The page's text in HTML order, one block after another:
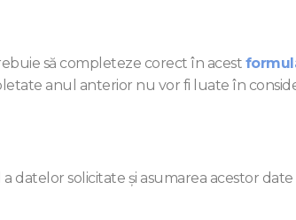
să completeze corect în acest
anul anterior nu vor fi luate în
solicitate şi asumarea acestor date